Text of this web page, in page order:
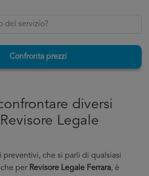
Confronta prezzi
diversi
Legale
preventivi, che si parli di qualsiasi
per Revisore Legale Ferrara, è